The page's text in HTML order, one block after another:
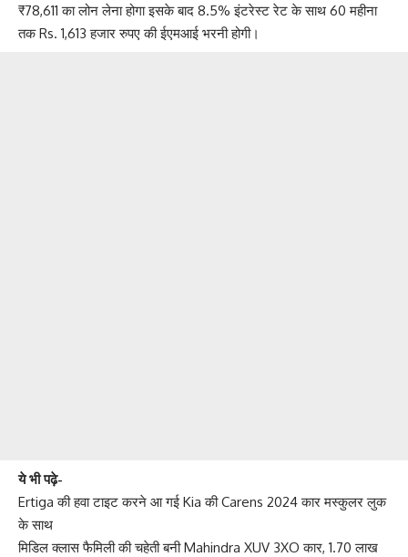
₹78,611 का लोन लेना होगा इसके बाद 8.5% इंटरेस्ट रेट के साथ 60 महीना
तक Rs. 1,613 हजार रुपए की ईएमआई भरनी होगी।
ये भी पढ़े-
Ertiga की हवा टाइट करने आ गई Kia की Carens 2024 कार मस्कुलर लुक
के साथ
मिडिल क्लास फैमिली की चहेती बनी Mahindra XUV 3XO कार, 1.70 लाख